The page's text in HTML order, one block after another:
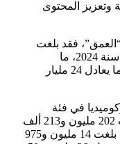
وتعزيز المحتوى
فقد بلغت
الكلفة الإجمالية للإنتاجات الفنية خلال سنة 2024، ما
مجموعه 243 مليون و239 ألف درهم (ما يعادل 24 مليار
دراميا وكوميديا في فئة
المسلسلات والسلسلات بميزانية بلغت 202 مليون و213 ألف
درهم، و2 سيتكومات رمضانية بميزانية بلغت 14 مليون و975